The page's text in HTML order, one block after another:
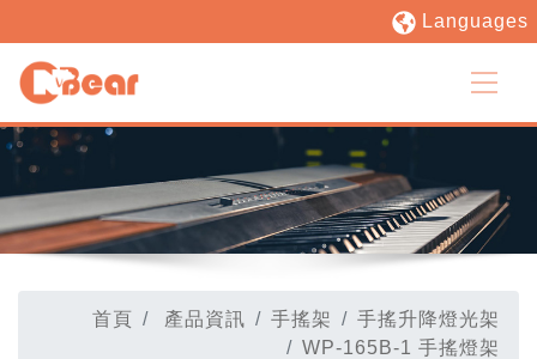
Languages
首頁 產品資訊 手搖架
手搖升降燈光架
WP-165B-1 手搖燈架